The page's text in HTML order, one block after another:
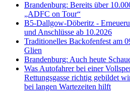
Brandenburg: Bereits über
„ADFC on Tour“
B5-Dallgow-Döberitz -
und Anschlüsse ab 10.2026
Traditionelles Backofenfest am
Glien
Brandenburg: Auch heute
Was Autofahrer bei einer
Rettungsgasse richtig gebildet
bei langen Wartezeiten hilft